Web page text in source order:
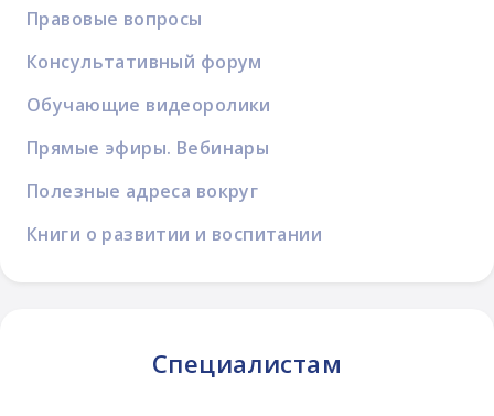
Правовые вопросы
Консультативный форум
Обучающие видеоролики
Прямые эфиры. Вебинары
Полезные адреса вокруг
Книги о развитии и воспитании
Специалистам